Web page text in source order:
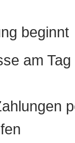
beginnt
am